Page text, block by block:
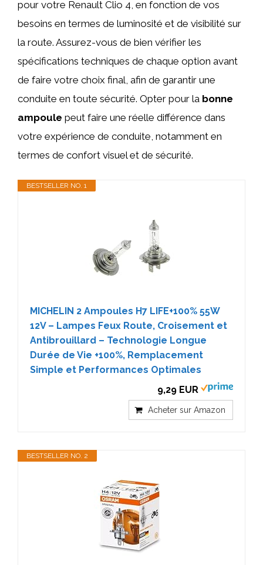
pour votre Renault Clio 4, en fonction de vos
besoins en termes de luminosité et de visibilité sur
la route. Assurez-vous de bien vérifier les
spécifications techniques de chaque option avant
de faire votre choix final, afin de garantir une
conduite en toute sécurité. Opter pour la bonne
ampoule peut faire une réelle différence dans
votre expérience de conduite, notamment en
termes de confort visuel et de sécurité.
BESTSELLER NO. 1
MICHELIN 2 Ampoules H7 LIFE+100% 55W
12V – Lampes Feux Route, Croisement et
Antibrouillard – Technologie Longue
Durée de Vie +100%, Remplacement
Simple et Performances Optimales
9,29 EUR
Acheter sur Amazon
BESTSELLER NO. 2